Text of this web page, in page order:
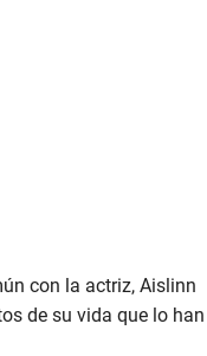
con la actriz, Aislinn
de su vida que lo han